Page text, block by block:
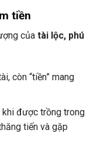
tiền
của tài lộc, phú
còn “tiền” mang
khi được trồng trong
tiến và gặp